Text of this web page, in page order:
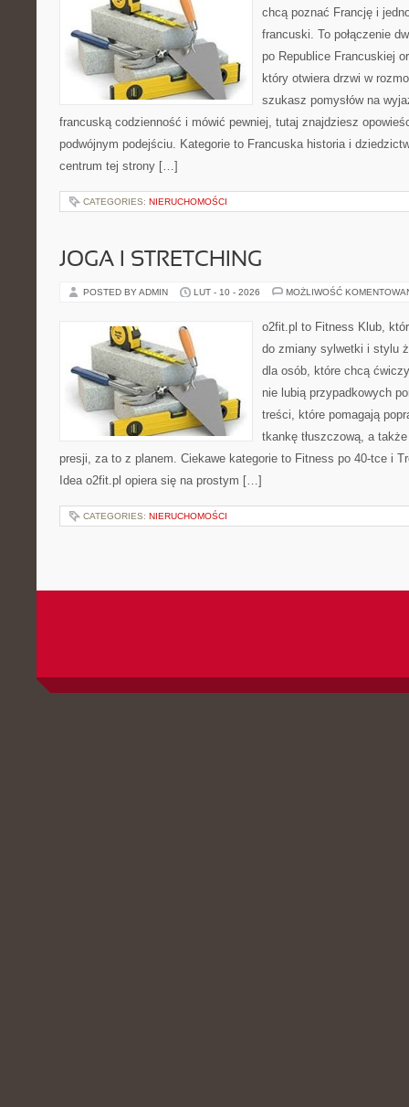
chcą poznać Francję i
francuski. To połączenie
po Republice Francuskiej
który otwiera drzwi w
szukasz pomysłów na
francuską codzienność i mówić pewniej, tutaj znajdziesz
podwójnym podejściu. Kategorie to Francuska historia i
centrum tej strony […]
CATEGORIES: NIERUCHOMOŚCI
JOGA I STRETCHING
POSTED BY ADMIN LUT - 10 - 2026 MOŻLIWOŚĆ
o2fit.pl to Fitness Klub,
do zmiany sylwetki i stylu
dla osób, które chcą
nie lubią przypadkowych
treści, które pomagają
tkankę tłuszczową, a
presji, za to z planem. Ciekawe kategorie to Fitness po 40-tce i
Idea o2fit.pl opiera się na prostym […]
CATEGORIES: NIERUCHOMOŚCI